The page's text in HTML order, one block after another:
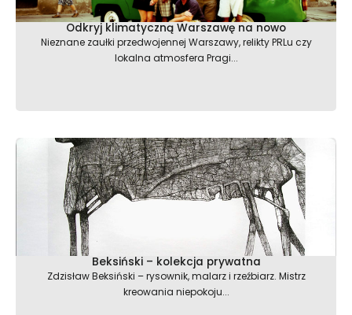
Odkryj klimatyczną Warszawę na nowo
Nieznane zaułki przedwojennej Warszawy, relikty PRLu czy
lokalna atmosfera Pragi...
Beksiński – kolekcja prywatna
Zdzisław Beksiński – rysownik, malarz i rzeźbiarz. Mistrz
kreowania niepokoju...